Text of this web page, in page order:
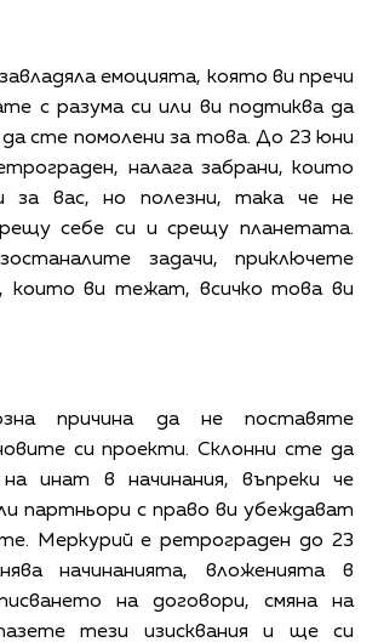
емоцията, която ви пречи
с разума си или ви подтиква да
сте помолени за това. До 23 юни
налага забрани, които
за вас, но полезни, така че не
себе си и срещу планетата.
задачи, приключете
които ви тежат, всичко това ви
причина да не поставяте
си проекти. Склонни сте да
инат в начинания, въпреки че
партньори с право ви убеждават
Меркурий е ретрограден до 23
начинанията, вложенията в
на договори, смяна на
тези изисквания и ще си